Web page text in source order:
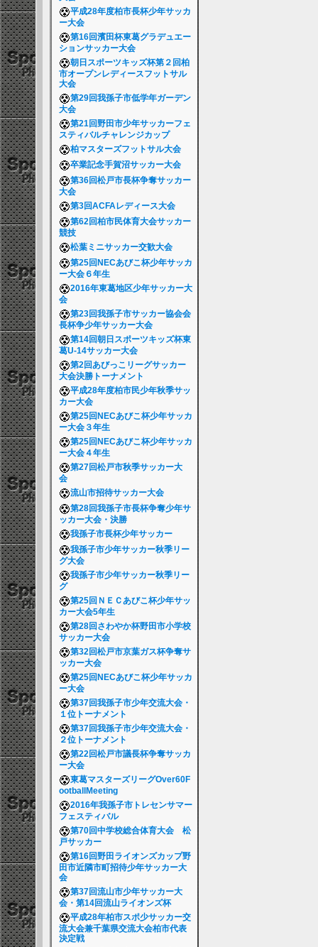
平成28年度柏市長杯少年サッカ
ー大会
第16回濱田杯東葛グラデュエー
ションサッカー大会
朝日スポーツキッズ杯第２回柏
市オープンレディースフットサル
大会
第29回我孫子市低学年ガーデン
大会
第21回野田市少年サッカーフェ
スティバルチャレンジカップ
柏マスターズフットサル大会
卒業記念手賀沼サッカー大会
第36回松戸市長杯争奪サッカー
大会
第3回ACFAレディース大会
第62回柏市民体育大会サッカー
競技
松葉ミニサッカー交歓大会
第25回NECあびこ杯少年サッカ
ー大会６年生
2016年東葛地区少年サッカー大
会
第23回我孫子市サッカー協会会
長杯争少年サッカー大会
第14回朝日スポーツキッズ杯東
葛U-14サッカー大会
第2回あびっこリーグサッカー
大会決勝トーナメント
平成28年度柏市民少年秋季サッ
カー大会
第25回NECあびこ杯少年サッカ
ー大会３年生
第25回NECあびこ杯少年サッカ
ー大会４年生
第27回松戸市秋季サッカー大
会
流山市招待サッカー大会
第28回我孫子市長杯争奪少年サ
ッカー大会・決勝
我孫子市長杯少年サッカー
我孫子市少年サッカー秋季リー
グ大会
我孫子市少年サッカー秋季リー
グ
第25回ＮＥＣあびこ杯少年サッ
カー大会5年生
第28回さわやか杯野田市小学校
サッカー大会
第32回松戸市京葉ガス杯争奪サ
ッカー大会
第25回NECあびこ杯少年サッカ
ー大会
第37回我孫子市少年交流大会・
１位トーナメント
第37回我孫子市少年交流大会・
２位トーナメント
第22回松戸市議長杯争奪サッカ
ー大会
東葛マスターズリーグOver60F
ootballMeeting
2016年我孫子市トレセンサマー
フェスティバル
第70回中学校総合体育大会 松
戸サッカー
第16回野田ライオンズカップ野
田市近隣市町招待少年サッカー大
会
第37回流山市少年サッカー大
会・第14回流山ライオンズ杯
平成28年柏市スポ少サッカー交
流大会兼千葉県交流大会柏市代表
決定戦